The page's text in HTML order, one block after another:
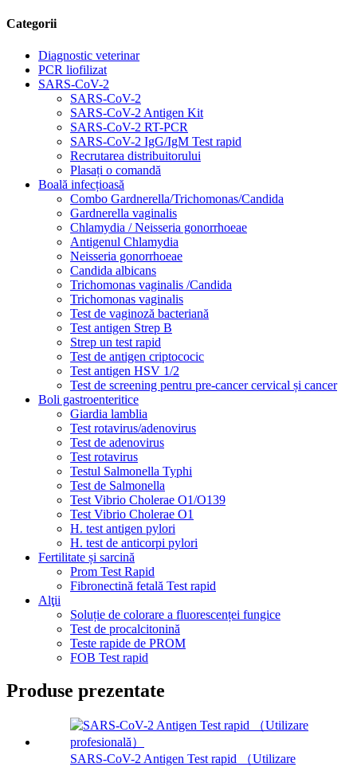
Categorii
Diagnostic veterinar
PCR liofilizat
SARS-CoV-2
SARS-CoV-2
SARS-CoV-2 Antigen Kit
SARS-CoV-2 RT-PCR
SARS-CoV-2 IgG/IgM Test rapid
Recrutarea distribuitorului
Plasați o comandă
Boală infecțioasă
Combo Gardnerella/Trichomonas/Candida
Gardnerella vaginalis
Chlamydia / Neisseria gonorrhoeae
Antigenul Chlamydia
Neisseria gonorrhoeae
Candida albicans
Trichomonas vaginalis /Candida
Trichomonas vaginalis
Test de vaginoză bacteriană
Test antigen Strep B
Strep un test rapid
Test de antigen criptococic
Test antigen HSV 1/2
Test de screening pentru pre-cancer cervical și cancer
Boli gastroenteritice
Giardia lamblia
Test rotavirus/adenovirus
Test de adenovirus
Test rotavirus
Testul Salmonella Typhi
Test de Salmonella
Test Vibrio Cholerae O1/O139
Test Vibrio Cholerae O1
H. test antigen pylori
H. test de anticorpi pylori
Fertilitate și sarcină
Prom Test Rapid
Fibronectină fetală Test rapid
Alţii
Soluție de colorare a fluorescenței fungice
Test de procalcitonină
Teste rapide de PROM
FOB Test rapid
Produse prezentate
SARS-CoV-2 Antigen Test rapid （Utilizare